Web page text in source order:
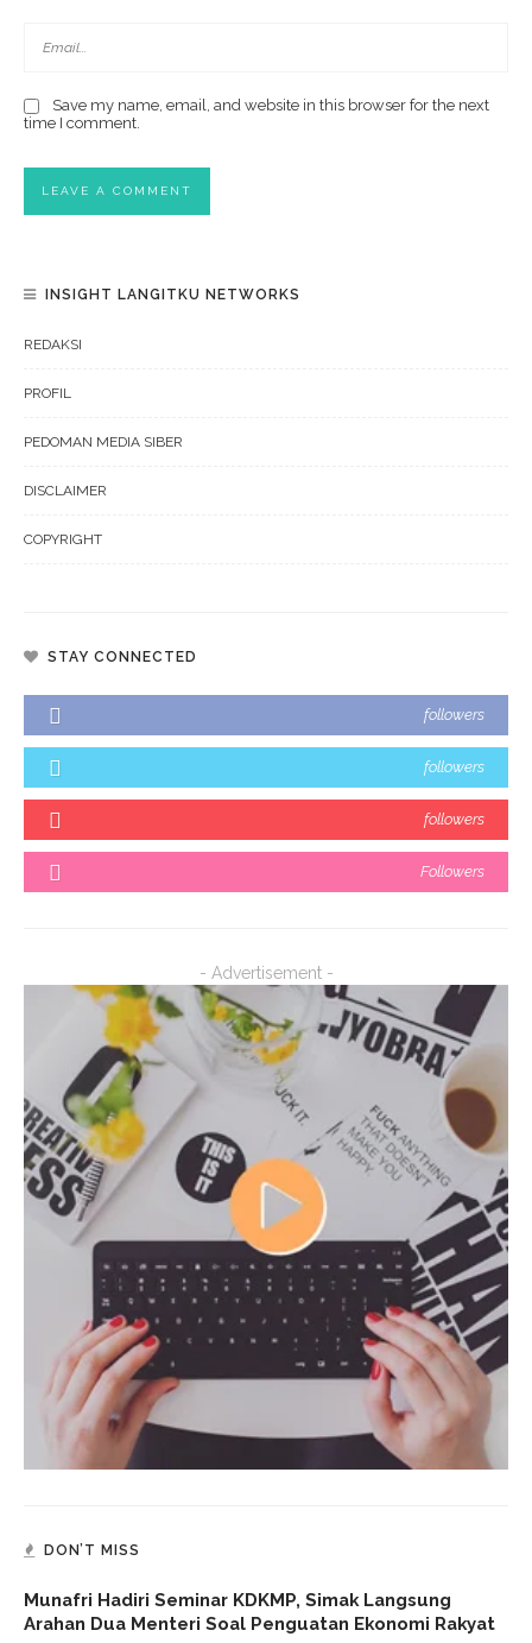
Save my name, email, and website in this browser for the next
time I comment.
INSIGHT LANGITKU NETWORKS
REDAKSI
PROFIL
PEDOMAN MEDIA SIBER
DISCLAIMER
COPYRIGHT
STAY CONNECTED
followers
followers
followers
Followers
- Advertisement -
DON’T MISS
Munafri Hadiri Seminar KDKMP, Simak Langsung
Arahan Dua Menteri Soal Penguatan Ekonomi Rakyat